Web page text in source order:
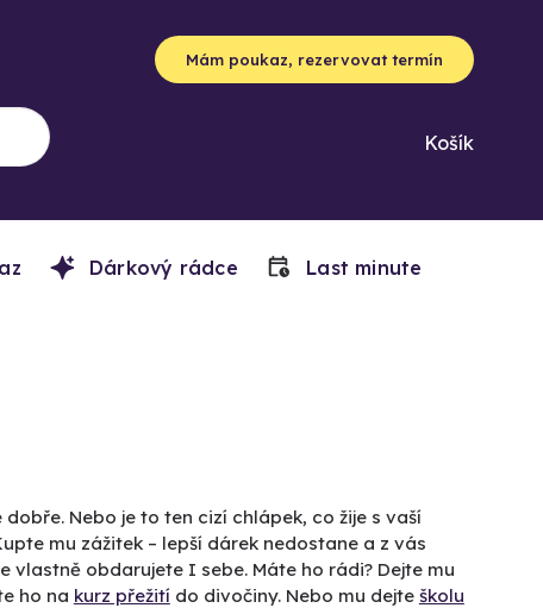
Mám poukaz, rezervovat termín
Košík
Dárkový rádce Last minute
Nebo je to ten cizí chlápek, co žije s vaší
mu zážitek – lepší dárek nedostane a z vás
obdarujete I sebe. Máte ho rádi? Dejte mu
ho na kurz přežití do divočiny. Nebo mu dejte školu